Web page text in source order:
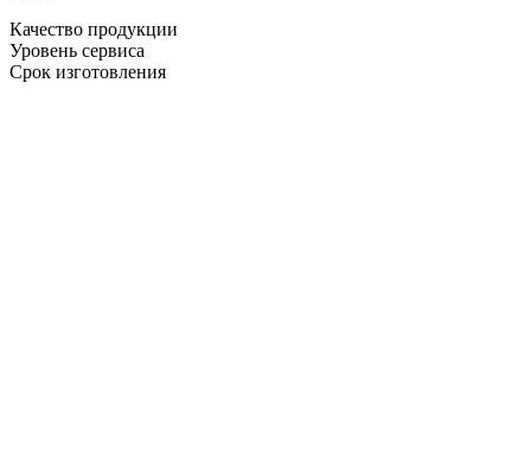
Качество продукции
Уровень сервиса
Срок изготовления